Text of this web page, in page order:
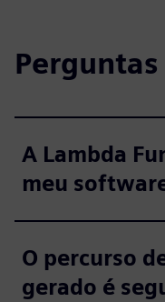
A Lambda
meu
O percurso
gerado é